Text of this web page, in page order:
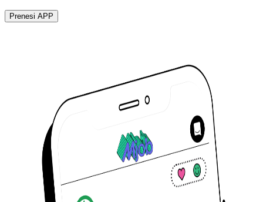
Prenesi APP